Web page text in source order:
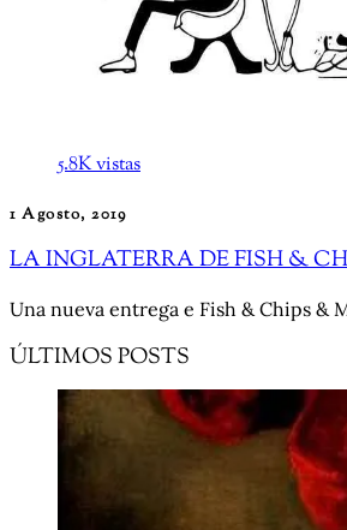
5.8K vistas
1 Agosto, 2019
LA INGLATERRA DE FISH &
Una nueva entrega e Fish & Chips &
ÚLTIMOS POSTS